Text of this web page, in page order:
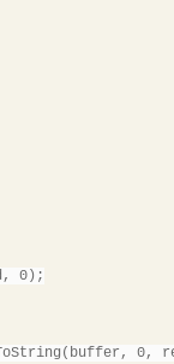
0);
0,